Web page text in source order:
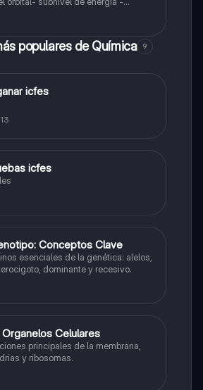
magnético - número cuántico SPÍN -
de pauli - ejemplos
populares de Química 9
icfes
13
icfes
Conceptos Clave
esenciales de la genética: alelos,
dominante y recesivo.
Celulares
principales de la membrana,
y ribosomas.